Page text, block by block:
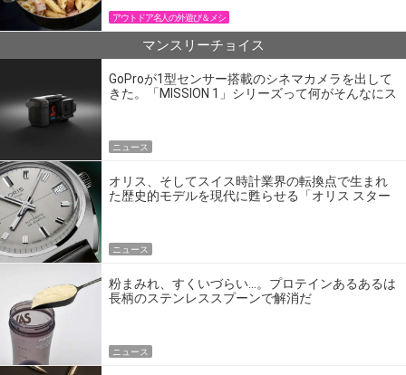
アウトドア名人の外遊び＆メシ
マンスリーチョイス
GoProが1型センサー搭載のシネマカメラを出して
きた。「MISSION 1」シリーズって何がそんなにス
ニュース
オリス、そしてスイス時計業界の転換点で生まれ
た歴史的モデルを現代に甦らせる「オリス スター
ニュース
粉まみれ、すくいづらい…。プロテインあるあるは
長柄のステンレススプーンで解消だ
ニュース